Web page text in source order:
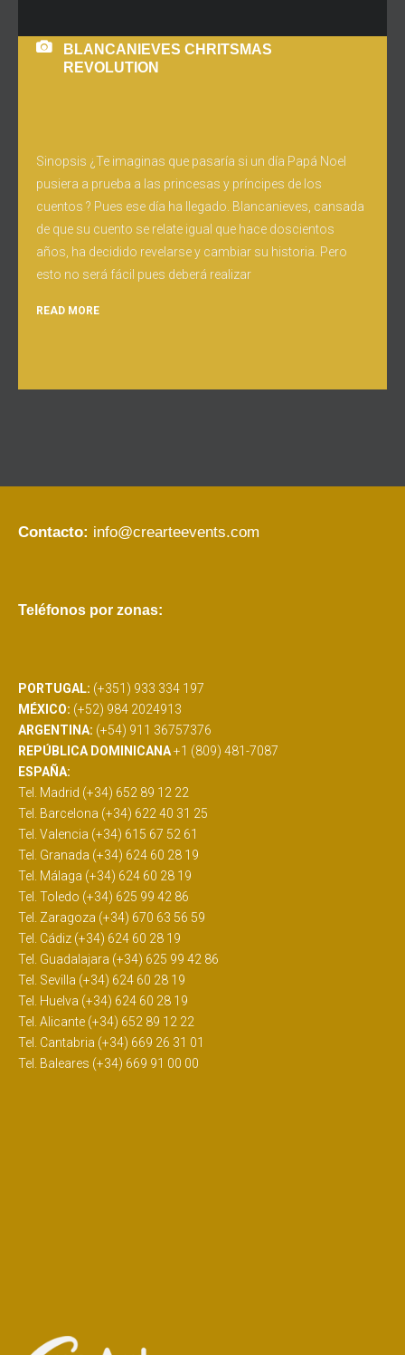
BLANCANIEVES CHRITSMAS
REVOLUTION
Sinopsis ¿Te imaginas que pasaría si un día Papá Noel
pusiera a prueba a las princesas y príncipes de los
cuentos ? Pues ese día ha llegado. Blancanieves, cansada
de que su cuento se relate igual que hace doscientos
años, ha decidido revelarse y cambiar su historia. Pero
esto no será fácil pues deberá realizar
READ MORE
Contacto: info@crearteevents.com
Teléfonos por zonas:
PORTUGAL: (+351) 933 334 197
MÉXICO: (+52) 984 2024913
ARGENTINA: (+54) 911 36757376
REPÚBLICA DOMINICANA+1 (809) 481-7087
ESPAÑA:
Tel. Madrid (+34) 652 89 12 22
Tel. Barcelona (+34) 622 40 31 25
Tel. Valencia (+34) 615 67 52 61
Tel. Granada (+34) 624 60 28 19
Tel. Málaga (+34) 624 60 28 19
Tel. Toledo (+34) 625 99 42 86
Tel. Zaragoza (+34) 670 63 56 59
Tel. Cádiz (+34) 624 60 28 19
Tel. Guadalajara (+34) 625 99 42 86
Tel. Sevilla (+34) 624 60 28 19
Tel. Huelva (+34) 624 60 28 19
Tel. Alicante (+34) 652 89 12 22
Tel. Cantabria (+34) 669 26 31 01
Tel. Baleares (+34) 669 91 00 00